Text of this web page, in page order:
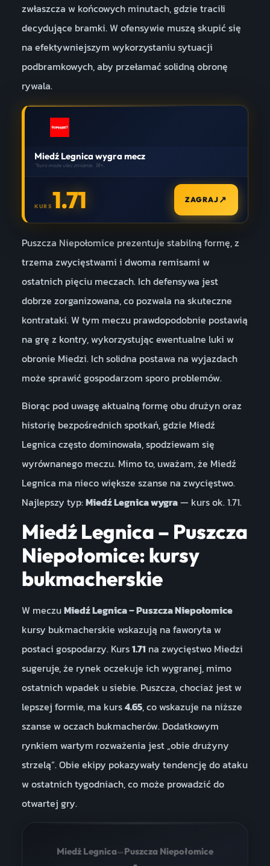
zwłaszcza w końcowych minutach, gdzie tracili
decydujące bramki. W ofensywie muszą skupić się
na efektywniejszym wykorzystaniu sytuacji
podbramkowych, aby przełamać solidną obronę
rywala.
Miedź Legnica wygra mecz
*kurs może ulec zmianie. 18+.
KURS1.71 ZAGRAJ ↗
Puszcza Niepołomice prezentuje stabilną formę, z
trzema zwycięstwami i dwoma remisami w
ostatnich pięciu meczach. Ich defensywa jest
dobrze zorganizowana, co pozwala na skuteczne
kontrataki. W tym meczu prawdopodobnie postawią
na grę z kontry, wykorzystując ewentualne luki w
obronie Miedzi. Ich solidna postawa na wyjazdach
może sprawić gospodarzom sporo problemów.
Biorąc pod uwagę aktualną formę obu drużyn oraz
historię bezpośrednich spotkań, gdzie Miedź
Legnica często dominowała, spodziewam się
wyrównanego meczu. Mimo to, uważam, że Miedź
Legnica ma nieco większe szanse na zwycięstwo.
Najlepszy typ:Miedź Legnica wygra— kurs ok. 1.71.
Miedź Legnica – Puszcza
Niepołomice: kursy
bukmacherskie
W meczuMiedź Legnica – Puszcza Niepołomice
kursy bukmacherskie wskazują na faworyta w
postaci gospodarzy. Kurs1.71 na zwycięstwo Miedzi
sugeruje, że rynek oczekuje ich wygranej, mimo
ostatnich wpadek u siebie. Puszcza, chociaż jest w
lepszej formie, ma kurs4.65, co wskazuje na niższe
szanse w oczach bukmacherów. Dodatkowym
rynkiem wartym rozważenia jest „obie drużyny
strzelą”. Obie ekipy pokazywały tendencję do ataku
w ostatnich tygodniach, co może prowadzić do
otwartej gry.
Miedź Legnica–Puszcza Niepołomice